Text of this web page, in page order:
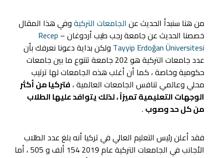
من هنا سنبدأ الحديث عن الجامعات التركيةوفي هذا المقال
خصصنا الحديث عن جامعة رجب طيب أردوغان – Recep
Tayyip Erdoğan Üniversitesi ولكن بداية دعونا نعرفك بأن
عدد جامعات التركية هو 202 جامعة تتنوع ما بين جامعات
حكومية وخاصة ، كما أن أغلب هذه الجامعات لها ترتيب
محلي وعالمي تنافس الجامعات العالمية ، فتركيا من أكثر
الوجهات التعليمية تميزاً ، لذلك يتوافد عليها الطلاب
من كل حد وصوب .
فقد أعلن رئيس التعليم العالي في تركيا أنه بلغ عدد الطلاب
الأجانب في الجامعات التركية عام 2019 154 ألف و 505 ، أما